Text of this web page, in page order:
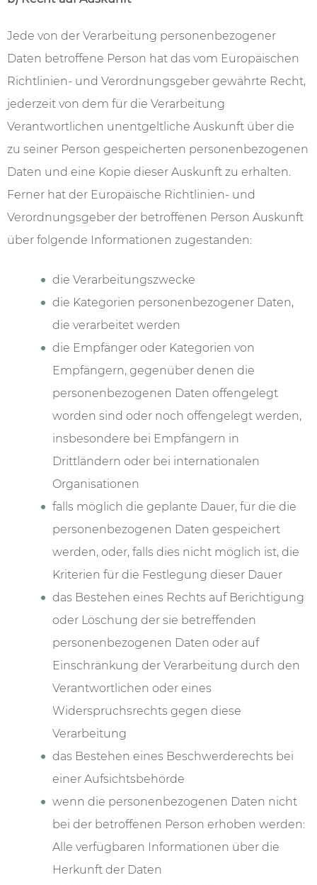
Jede von der Verarbeitung personenbezogener
Daten betroffene Person hat das vom Europäischen
Richtlinien- und Verordnungsgeber gewährte Recht,
jederzeit von dem für die Verarbeitung
Verantwortlichen unentgeltliche Auskunft über die
zu seiner Person gespeicherten personenbezogenen
Daten und eine Kopie dieser Auskunft zu erhalten.
Ferner hat der Europäische Richtlinien- und
Verordnungsgeber der betroffenen Person Auskunft
über folgende Informationen zugestanden:
die Verarbeitungszwecke
die Kategorien personenbezogener Daten,
die verarbeitet werden
die Empfänger oder Kategorien von
Empfängern, gegenüber denen die
personenbezogenen Daten offengelegt
worden sind oder noch offengelegt werden,
insbesondere bei Empfängern in
Drittländern oder bei internationalen
Organisationen
falls möglich die geplante Dauer, für die die
personenbezogenen Daten gespeichert
werden, oder, falls dies nicht möglich ist, die
Kriterien für die Festlegung dieser Dauer
das Bestehen eines Rechts auf Berichtigung
oder Löschung der sie betreffenden
personenbezogenen Daten oder auf
Einschränkung der Verarbeitung durch den
Verantwortlichen oder eines
Widerspruchsrechts gegen diese
Verarbeitung
das Bestehen eines Beschwerderechts bei
einer Aufsichtsbehörde
wenn die personenbezogenen Daten nicht
bei der betroffenen Person erhoben werden:
Alle verfügbaren Informationen über die
Herkunft der Daten